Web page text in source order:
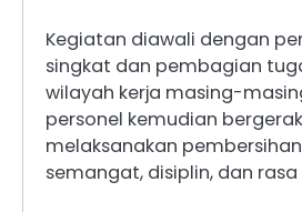
Kegiatan diawali dengan
singkat dan pembagian
wilayah kerja masing-
personel kemudian
melaksanakan
semangat, disiplin, dan